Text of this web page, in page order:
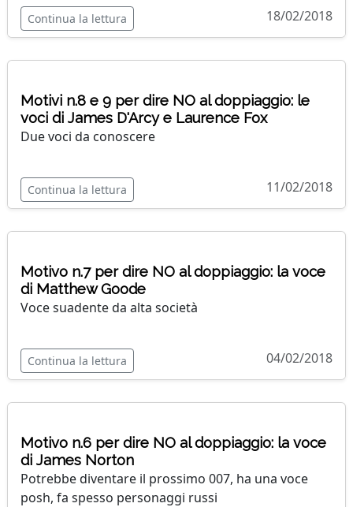
Continua la lettura 18/02/2018
Motivi n.8 e 9 per dire NO al doppiaggio: le
voci di James D'Arcy e Laurence Fox
Due voci da conoscere
Continua la lettura 11/02/2018
Motivo n.7 per dire NO al doppiaggio: la voce
di Matthew Goode
Voce suadente da alta società
Continua la lettura 04/02/2018
Motivo n.6 per dire NO al doppiaggio: la voce
di James Norton
Potrebbe diventare il prossimo 007, ha una voce
posh, fa spesso personaggi russi